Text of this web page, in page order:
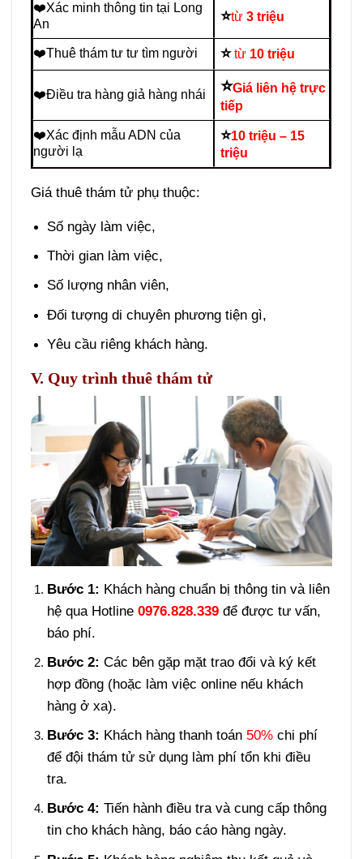
❤️Xác minh thông tin tại Long
An
⭐từ 3 triệu
❤️Thuê thám tư tư tìm người ⭐từ 10 triệu
❤️Điều tra hàng giả hàng nhái ⭐Giá liên hệ trực
tiếp
❤️Xác định mẫu ADN của
người lạ
⭐10 triệu – 15
triệu
Giá thuê thám tử phụ thuộc:
Số ngày làm việc,
Thời gian làm việc,
Số lượng nhân viên,
Đối tượng di chuyên phương tiện gì,
Yêu cầu riêng khách hàng.
V. Quy trình thuê thám tử
Bước 1: Khách hàng chuẩn bị thông tin và liên
hệ qua Hotline 0976.828.339 để được tư vấn,
báo phí.
Bước 2: Các bên gặp mặt trao đổi và ký kết
hợp đồng (hoặc làm việc online nếu khách
hàng ở xa).
Bước 3: Khách hàng thanh toán 50%chi phí
để đội thám tử sử dụng làm phí tổn khi điều
tra.
Bước 4: Tiến hành điều tra và cung cấp thông
tin cho khách hàng, báo cáo hàng ngày.